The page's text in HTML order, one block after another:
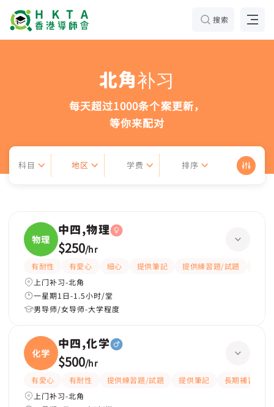
搜索
北角补习
每天超过1000条个案更新，
等你来配对
科目 地区 学费 排序
物理
中四,物理
$250/hr
有耐性 有愛心 細心 提供筆記 提供練習題/試題
上门补习-北角
一星期1日-1.5小时/堂
男导师/女导师-大学程度
化学
中四,化学
$500/hr
有愛心 有耐性 提供練習題/試題 提供筆記
長期補習
上门补习-北角